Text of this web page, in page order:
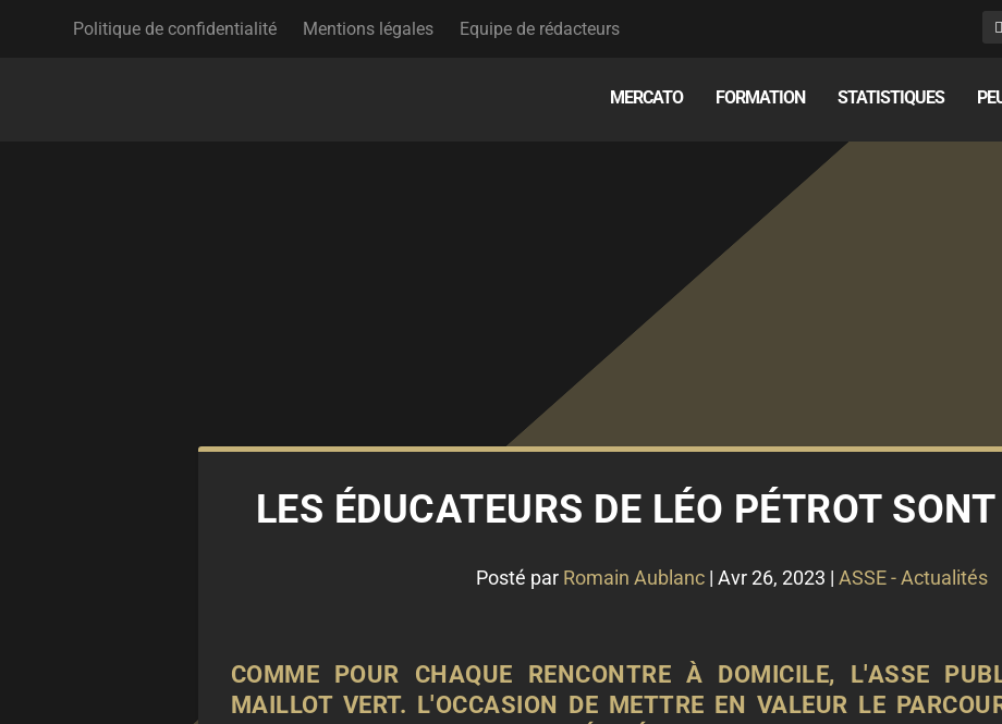
Politique de confidentialité Mentions légales Equipe de rédacteurs
MERCATO FORMATION STATISTIQUES
LES ÉDUCATEURS DE LÉO PÉTROT
Posté par Romain Aublanc | Avr 26, 2023 | ASSE - Actualités
COMME POUR CHAQUE RENCONTRE À DOMICILE, L'ASSE
MAILLOT VERT. L'OCCASION DE METTRE EN VALEUR LE